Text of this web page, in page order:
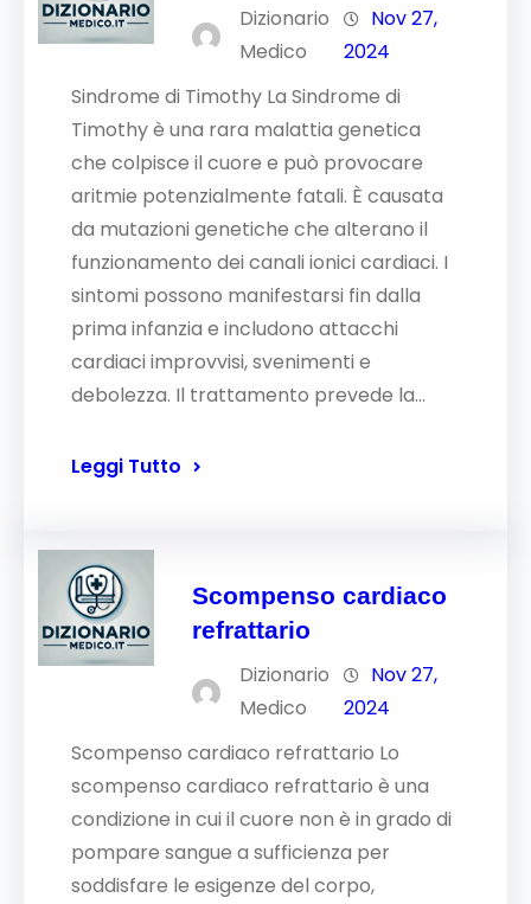
Dizionario
Medico
Nov 27,
2024
Sindrome di Timothy La Sindrome di
Timothy è una rara malattia genetica
che colpisce il cuore e può provocare
aritmie potenzialmente fatali. È causata
da mutazioni genetiche che alterano il
funzionamento dei canali ionici cardiaci. I
sintomi possono manifestarsi fin dalla
prima infanzia e includono attacchi
cardiaci improvvisi, svenimenti e
debolezza. Il trattamento prevede la…
Leggi Tutto
Scompenso cardiaco
refrattario
Dizionario
Medico
Nov 27,
2024
Scompenso cardiaco refrattario Lo
scompenso cardiaco refrattario è una
condizione in cui il cuore non è in grado di
pompare sangue a sufficienza per
soddisfare le esigenze del corpo,